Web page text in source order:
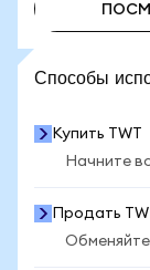
Способы
Купить TWT
Начните
Продать